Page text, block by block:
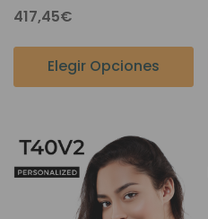
417,45€
Elegir Opciones